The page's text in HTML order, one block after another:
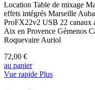
Location Table de mixage
effets intégrés Marseille
ProFX22v2 USB 22 canaux
Aix en Provence Gémenos
Roquevaire Auriol
72,00 €
au panier
Vue rapide Plus